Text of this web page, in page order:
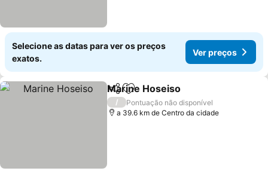
Selecione as datas para ver os preços
exatos.
Ver preços
PartilharAdicionar aos favoritos
Marine Hoseiso
/
Pontuação não disponível
a 39.6 km de Centro da cidade